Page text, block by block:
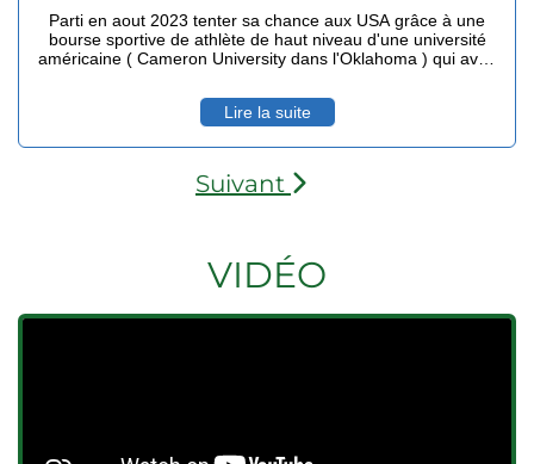
Parti en aout 2023 tenter sa chance aux USA grâce à une
bourse sportive de athlète de haut niveau d'une université
américaine ( Cameron University dans l'Oklahoma ) qui avait
Golf Club du Colorado, vient de franchir une nouvelle étape
en remportant un important tournoi universitaire, l'Indian
du Nebraska. Ce qui lui permet, d'être invité début août sur
une épreuve du Korn Ferry Tour, seconde division
professionnelle américaine, le Pinnacle Bank Championship .
Lire la suite
Suivant
VIDÉO